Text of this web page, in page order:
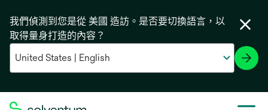
我們偵測到您是從 美國 造訪。是否要切換語言，以
取得量身打造的內容？